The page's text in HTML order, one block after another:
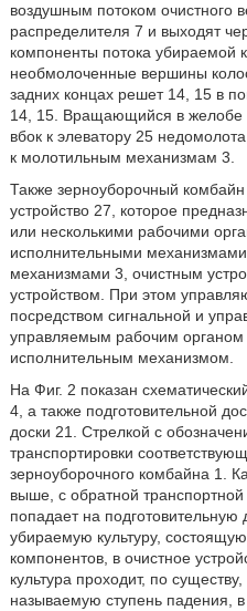
воздушным потоком очистного
распределителя 7 и выходят
компоненты потока убираемой
необмолоченные вершины
задних концах решет 14, 15 в
14, 15. Вращающийся в
вбок к элеватору 25
к молотильным механизмам 3.
Также зерноуборочный
устройство 27, которое
или несколькими рабочими
исполнительными
механизмами 3, очистным
устройством. При этом
посредством сигнальной и
управляемым рабочим органом
исполнительным механизмом.
На Фиг. 2 показан
4, а также подготовительной
доски 21. Стрелкой с
транспортировки
зерноуборочного комбайна 1.
выше, с обратной
попадает на подготовительную
убираемую культуру,
компонентов, в очистное
культура проходит, по
называемую ступень падения,